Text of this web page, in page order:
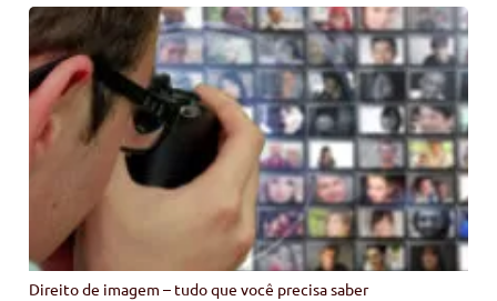
Direito de imagem – tudo que você precisa saber